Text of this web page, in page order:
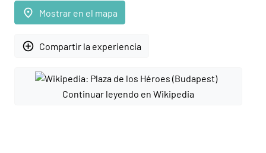
place Mostrar en el mapa
add_circle_outline Compartir la experiencia
Continuar leyendo en Wikipedia